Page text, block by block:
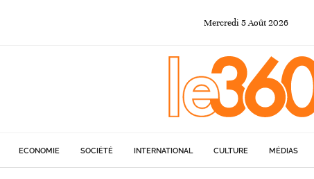
Mercredi 5Août2026
ECONOMIE SOCIÉTÉ INTERNATIONAL CULTURE MÉDIAS